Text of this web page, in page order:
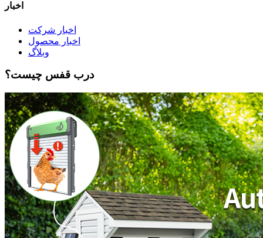
اخبار
اخبار شرکت
اخبار محصول
وبلاگ
درب قفس چیست؟